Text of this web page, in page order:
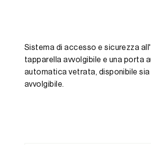
Sistema di accesso e sicurezza
tapparella avvolgibile e una porta
automatica vetrata, disponibile
avvolgibile.